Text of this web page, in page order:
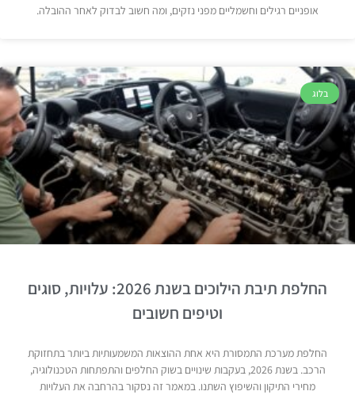
אופניים רגילים וחשמליים מפני נזקים, ומה חשוב לבדוק לאחר ההובלה.
בלוג
החלפת תיבת הילוכים בשנת 2026: עלויות, סוגים
וטיפים חשובים
החלפת מערכת התמסורת היא אחת ההוצאות המשמעותיות ביותר בתחזוקת
הרכב. בשנת 2026, בעקבות שינויים בשוק החלפים והתפתחות הטכנולוגיה,
מחירי התיקון והשיפוץ השתנו. במאמר זה נסקור בהרחבה את העלויות